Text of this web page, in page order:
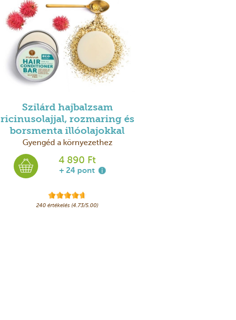
Szilárd hajbalzsam
ricinusolajjal, rozmaring és
borsmenta illóolajokkal
Gyengéd a környezethez
4 890 Ft
+ 24 pont
240 értékelés (4.73/5.00)